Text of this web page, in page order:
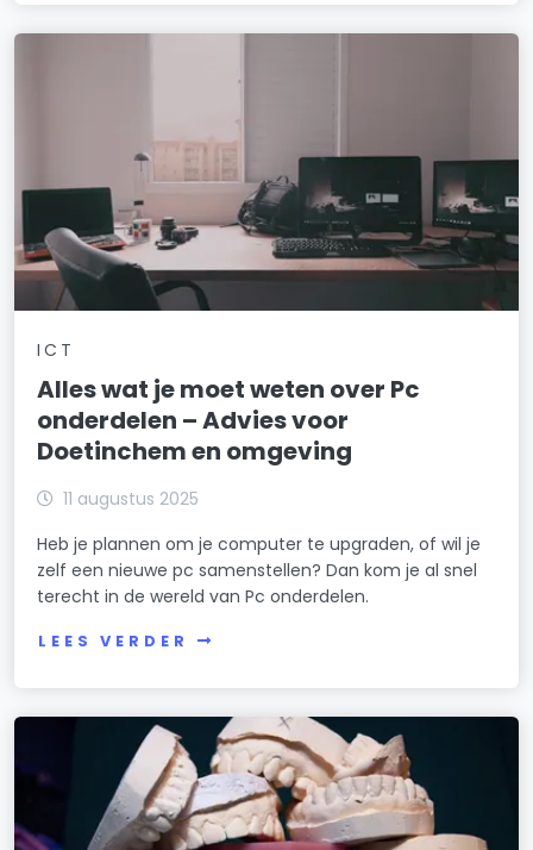
ICT
Alles wat je moet weten over Pc
onderdelen – Advies voor
Doetinchem en omgeving
11 augustus 2025
Heb je plannen om je computer te upgraden, of wil je
zelf een nieuwe pc samenstellen? Dan kom je al snel
terecht in de wereld van Pc onderdelen.
LEES VERDER